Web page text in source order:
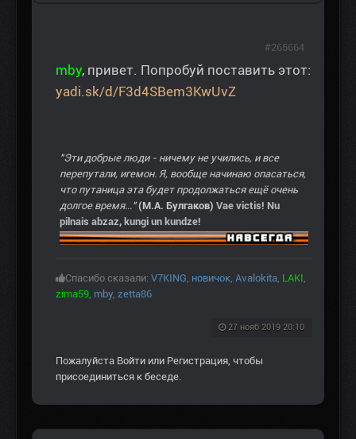
mby, привет. Попробуй поставить этот:
yadi.sk/d/F3d4SBem3KwUvZ
"Эти добрые люди - ничему не учились, и все
перепутали, игемон. Я, вообще начинаю опасаться,
что путаница эта будет продолжаться ещё очень
долгое время..." (М.А. Булгаков) Vae victis! Nu
pilnais abzaz, kungi un kundze!
Спасибо сказали: V7KING новичок Avalokita LAKI
zima59 mby zetta86
27 нояб 2019 20:10
#265664
Пожалуйста Войти или Регистрация , чтобы
присоединиться к беседе.